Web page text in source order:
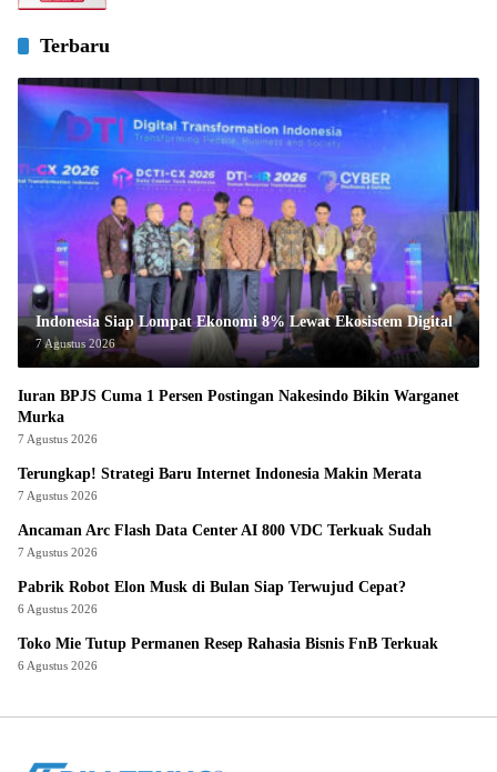
Terbaru
Indonesia Siap Lompat Ekonomi 8% Lewat Ekosistem Digital
7 Agustus 2026
Iuran BPJS Cuma 1 Persen Postingan Nakesindo Bikin Warganet
Murka
7 Agustus 2026
Terungkap! Strategi Baru Internet Indonesia Makin Merata
7 Agustus 2026
Ancaman Arc Flash Data Center AI 800 VDC Terkuak Sudah
7 Agustus 2026
Pabrik Robot Elon Musk di Bulan Siap Terwujud Cepat?
6 Agustus 2026
Toko Mie Tutup Permanen Resep Rahasia Bisnis FnB Terkuak
6 Agustus 2026